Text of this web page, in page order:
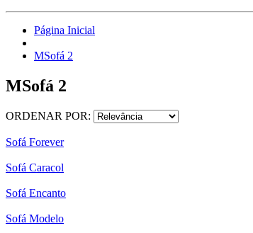
Página Inicial
MSofá 2
MSofá 2
ORDENAR POR:
Sofá Forever
Sofá Caracol
Sofá Encanto
Sofá Modelo